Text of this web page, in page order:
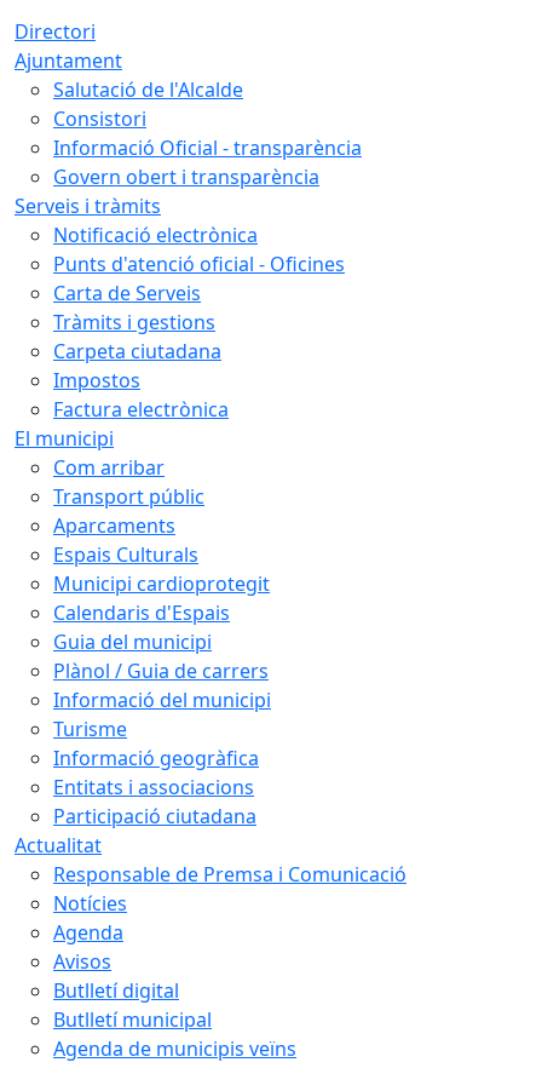
Directori
Ajuntament
Salutació de l'Alcalde
Consistori
Informació Oficial - transparència
Govern obert i transparència
Serveis i tràmits
Notificació electrònica
Punts d'atenció oficial - Oficines
Carta de Serveis
Tràmits i gestions
Carpeta ciutadana
Impostos
Factura electrònica
El municipi
Com arribar
Transport públic
Aparcaments
Espais Culturals
Municipi cardioprotegit
Calendaris d'Espais
Guia del municipi
Plànol / Guia de carrers
Informació del municipi
Turisme
Informació geogràfica
Entitats i associacions
Participació ciutadana
Actualitat
Responsable de Premsa i Comunicació
Notícies
Agenda
Avisos
Butlletí digital
Butlletí municipal
Agenda de municipis veïns